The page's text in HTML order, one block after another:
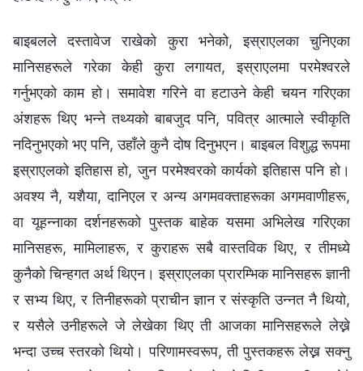
बाइबलले दस्तावेज राखेको कुरा भनेको, इस्राएलका चुनिएका
मानिसहरूले गरेका केही कुरा लगायत, इस्राएलमा परमेश्‍वरले
गर्नुभएको काम हो। समावेश गरिने वा हटाउने केही चयन गरिएका
अंशहरू थिए भन्ने तथ्यको बाबजुद पनि, पवित्र आत्माले स्वीकृति
नदिनुभएको भए पनि, उहाँले कुनै दोष दिनुभएन। बाइबल विशुद्ध रूपमा
इस्राएलको इतिहास हो, जुन परमेश्‍वरको कार्यको इतिहास पनि हो।
अवश्य नै, यशैया, दानिएल र अन्य अगमवक्ताहरूका अगमवाणीहरू,
वा यूहन्‍नाका दर्शनहरूको पुस्तक बाहेक यसमा अभिलेख गरिएका
मानिसहरू, मामिलाहरू, र कुराहरू सबै वास्तविक थिए, र तीमध्ये
कुनैको चिन्‍हगत अर्थ थिएन। इस्राएलका प्रारम्भिक मानिसहरू ज्ञानी
र सभ्य थिए, र तिनीहरूको प्राचीन ज्ञान र संस्कृति उन्नत नै थियो,
र यसैले उनीहरूले जे लेखेका थिए ती आजका मानिसहरूले लेख्ने
भन्दा उच्च स्तरको थियो। परिणामस्वरूप, ती पुस्तकहरू लेख्न सक्नु